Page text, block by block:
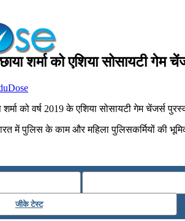
शर्मा को एशिया सोसायटी गेम
शर्मा को वर्ष 2019 के एशिया सोसायटी गेम चेंजर्स
में पुलिस के काम और महिला पुलिसकर्मियों की
जीके टेस्ट